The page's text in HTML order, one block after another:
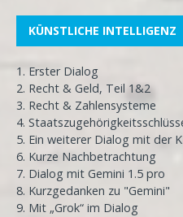
KÜNSTLICHE INTELLIGENZ
1. Erster Dialog
2. Recht & Geld, Teil 1&2
3. Recht & Zahlensysteme
4.
5. Ein weiterer Dialog mit der
6. Kurze Nachbetrachtung
7. Dialog mit Gemini 1.5 pro
8. Kurzgedanken zu "Gemini"
9. Mit „Grok“ im Dialog